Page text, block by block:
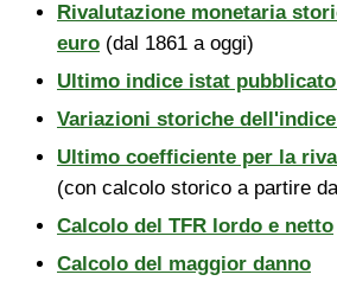
Rivalutazione monetaria
euro (dal 1861 a oggi)
Ultimo indice istat
Variazioni storiche dell'indice
Ultimo coefficiente per la
(con calcolo storico a partire
Calcolo del TFR lordo e netto
Calcolo del maggior danno